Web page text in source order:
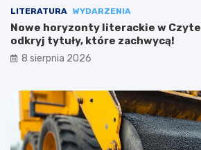
LITERATURA WYDARZENIA
Nowe horyzonty literackie w
odkryj tytuły, które zachwycą!
8 sierpnia 2026